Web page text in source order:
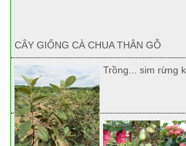
CÂY GIỐNG CÀ CHUA THÂN GỖ
Trồng... sim rừng